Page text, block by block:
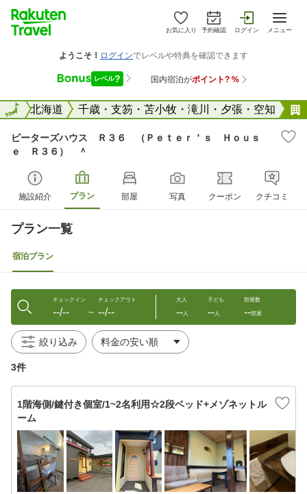
お気に入り 予約確認 ログイン メニュー
全国北海道 千歳・支笏・苫小牧・滝川・夕張・空知
全国
ピーターズハウス Ｒ３６ （Ｐｅｔｅｒ＇ｓ Ｈｏｕｓ
ｅ Ｒ３６） ＾
施設紹介 プラン 部屋 写真 クーポン クチコミ
プラン一覧
宿泊プラン
チェックイン
--/-- 〜
チェックアウト
--/--
大人
--人
子ども
--人
部屋数
--部屋
絞り込み
3件
1階海側/鍵付き個室/1~2名利用☆2段ベッド+メゾネットル
ーム